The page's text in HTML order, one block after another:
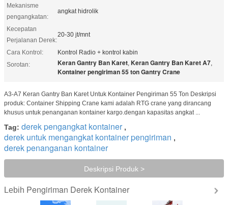
Mekanisme
pengangkatan:
angkat hidrolik
Kecepatan
Perjalanan Derek:
20-30 jt/mnt
Cara Kontrol:
Kontrol Radio + kontrol kabin
Sorotan:
Keran Gantry Ban Karet, Keran Gantry Ban Karet A7,
Kontainer pengiriman 55 ton Gantry Crane
A3-A7 Keran Gantry Ban Karet Untuk Kontainer Pengiriman 55 Ton Deskripsi
produk: Container Shipping Crane kami adalah RTG crane yang dirancang
khusus untuk penanganan kontainer kargo.dengan kapasitas angkat ...
Tag: derek pengangkat kontainer ,
derek untuk mengangkat kontainer pengiriman ,
derek penanganan kontainer
Deskripsi Produk >
Lebih Pengiriman Derek Kontainer